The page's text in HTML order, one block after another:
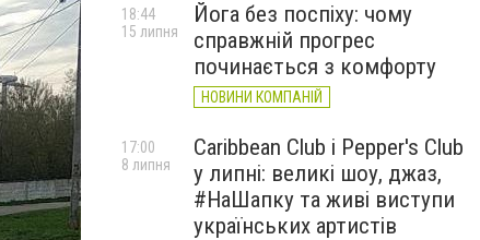
Йога без поспіху: чому
справжній прогрес
починається з комфорту
НОВИНИ КОМПАНІЙ
18:44
15 липня
Caribbean Club і Pepper's Club
у липні: великі шоу, джаз,
#НаШапку та живі виступи
українських артистів
17:00
8 липня